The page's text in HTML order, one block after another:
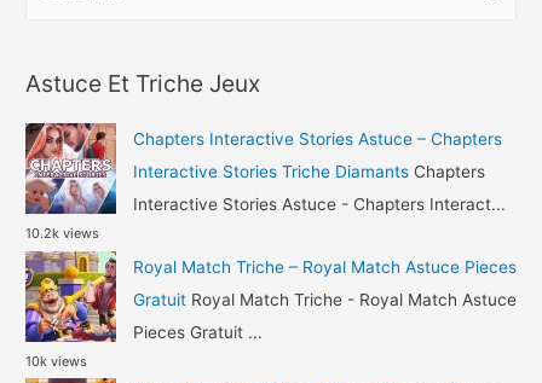
Legends
Jetons
et
Crédits
h
f
o
r
:
Astuce Et Triche Jeux
Chapters Interactive Stories Astuce – Chapters
Interactive Stories Triche Diamants Chapters
Interactive Stories Astuce - Chapters Interact...
10.2k views
Royal Match Triche – Royal Match Astuce Pieces
Gratuit Royal Match Triche - Royal Match Astuce
Pieces Gratuit ...
10k views